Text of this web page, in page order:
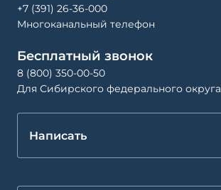
+7 (391) 26-36-000
Многоканальный телефон
Бесплатный звонок
8 (800) 350-00-50
Для Сибирского федерального округа
Написать